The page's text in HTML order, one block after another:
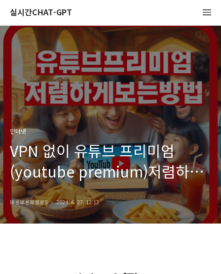
실시간CHAT-GPT
인터넷
VPN 없이 유튜브 프리미엄
(youtube premium)저렴하게
가입하는 방법
뽀롱뽀롱뽀로로8 2024. 6. 27. 12:12